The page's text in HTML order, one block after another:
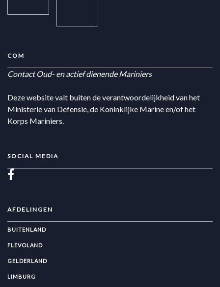
COM
Contact Oud- en actief dienende Mariniers
Deze website valt buiten de verantwoordelijkheid van het
Ministerie van Defensie, de Koninklijke Marine en/of het
Korps Mariniers.
SOCIAL MEDIA
AFDELINGEN
BUITENLAND
FLEVOLAND
GELDERLAND
LIMBURG